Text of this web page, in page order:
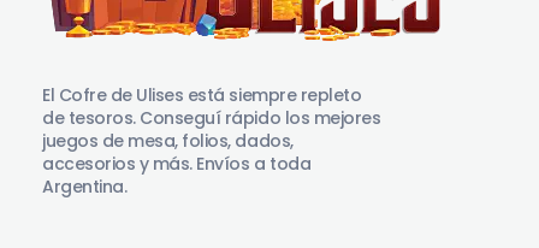
El Cofre de Ulises está siempre repleto
de tesoros. Conseguí rápido los mejores
juegos de mesa, folios, dados,
accesorios y más. Envíos a toda
Argentina.